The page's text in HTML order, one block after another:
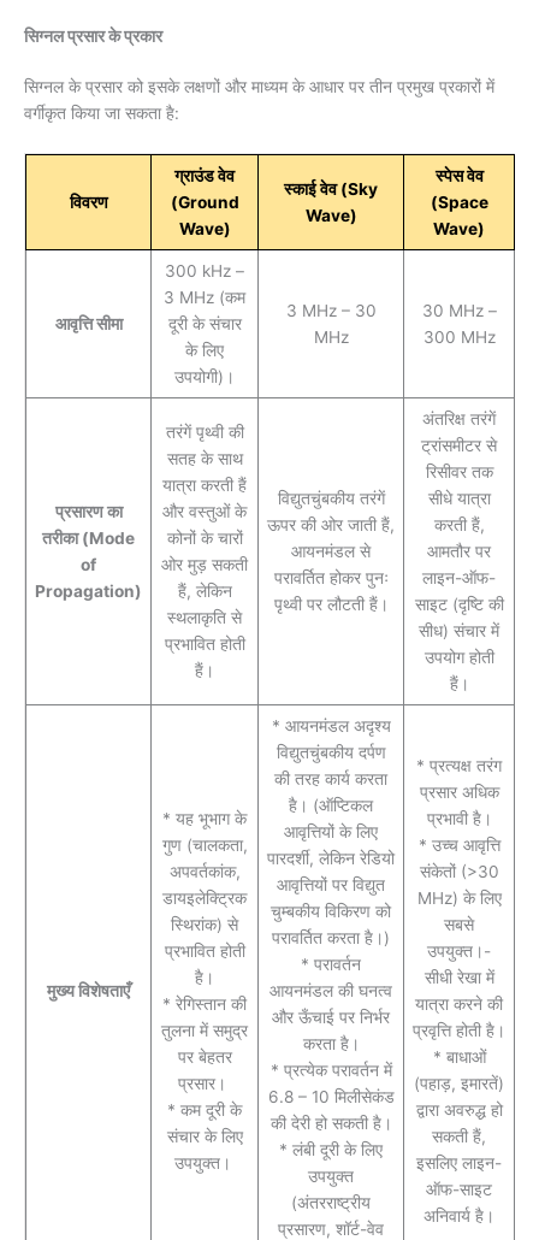
सिग्नल प्रसार के प्रकार
सिग्नल के प्रसार को इसके लक्षणों और माध्यम के आधार पर तीन प्रमुख प्रकारों में
वर्गीकृत किया जा सकता है:
विवरण
ग्राउंड वेव
(Ground
Wave)
स्काई वेव (Sky
Wave)
स्पेस वेव
(Space
Wave)
आवृत्ति सीमा
300 kHz –
3 MHz (कम
दूरी के संचार
के लिए
उपयोगी)।
3 MHz – 30
MHz
30 MHz –
300 MHz
प्रसारण का
तरीका(Mode
of
Propagation)
तरंगें पृथ्वी की
सतह के साथ
यात्रा करती हैं
और वस्तुओं के
कोनों के चारों
ओर मुड़ सकती
हैं, लेकिन
स्थलाकृति से
प्रभावित होती
हैं।
विद्युतचुंबकीय तरंगें
ऊपर की ओर जाती हैं,
आयनमंडल से
परावर्तित होकर पुनः
पृथ्वी पर लौटती हैं।
अंतरिक्ष तरंगें
ट्रांसमीटर से
रिसीवर तक
सीधे यात्रा
करती हैं,
आमतौर पर
लाइन-ऑफ-
साइट (दृष्टि की
सीध) संचार में
उपयोग होती
हैं।
मुख्य विशेषताएँ
* यह भूभाग के
गुण (चालकता,
अपवर्तकांक,
डायइलेक्ट्रिक
स्थिरांक) से
प्रभावित होती
है।
* रेगिस्तान की
तुलना में समुद्र
पर बेहतर
प्रसार।
* कम दूरी के
संचार के लिए
उपयुक्त।
* आयनमंडल अदृश्य
विद्युतचुंबकीय दर्पण
की तरह कार्य करता
है। (ऑप्टिकल
आवृत्तियों के लिए
पारदर्शी, लेकिन रेडियो
आवृत्तियों पर विद्युत
चुम्बकीय विकिरण को
परावर्तित करता है।)
* परावर्तन
आयनमंडल की घनत्व
और ऊँचाई पर निर्भर
करता है।
* प्रत्येक परावर्तन में
6.8 – 10 मिलीसेकंड
की देरी हो सकती है।
* लंबी दूरी के लिए
उपयुक्त
(अंतरराष्ट्रीय
प्रसारण, शॉर्ट-वेव
* प्रत्यक्ष तरंग
प्रसार अधिक
प्रभावी है।
* उच्च आवृत्ति
संकेतों (>30
MHz) के लिए
सबसे
उपयुक्त।-
सीधी रेखा में
यात्रा करने की
प्रवृत्ति होती है।
* बाधाओं
(पहाड़, इमारतें)
द्वारा अवरुद्ध हो
सकती हैं,
इसलिए लाइन-
ऑफ-साइट
अनिवार्य है।